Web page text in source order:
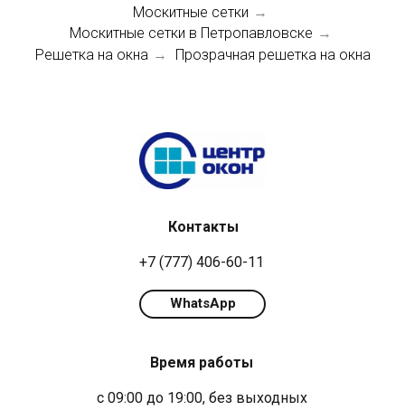
Москитные сетки →
Москитные сетки в Петропавловске →
Решетка на окна → Прозрачная решетка на окна
+7 (777) 406-60-11
с 09:00 до 19:00, без выходных
Время работы
Контакты
WhatsApp